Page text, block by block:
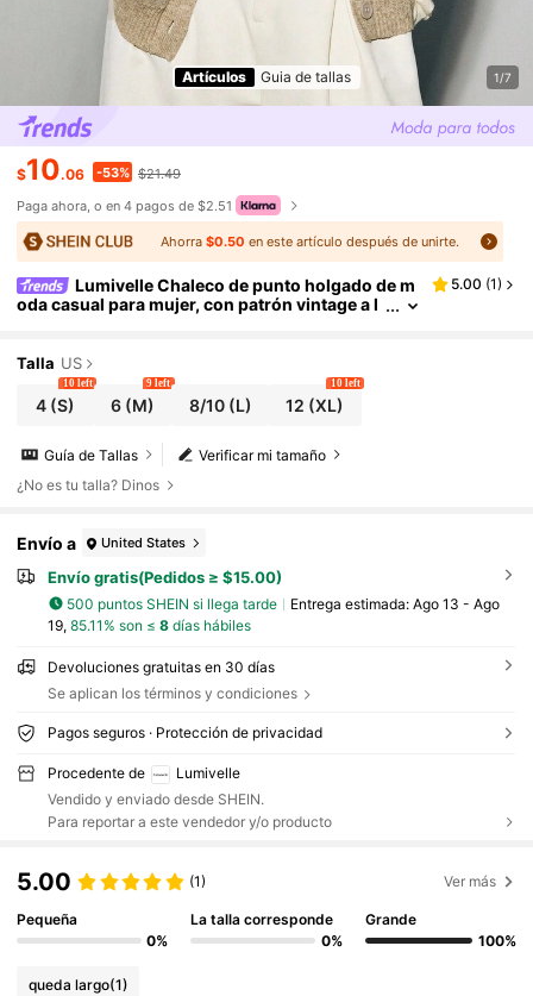
Artículos Guia de tallas 1/7
$10.06 -53% $21.49
Paga ahora, o en 4 pagos de $2.51
Ahorra$0.50 en este artículo después de unirte.
Lumivelle Chaleco de punto holgado de m
oda casual para mujer, con patrón vintage a l
5.00 (1)
Talla US
4 (S)
10 left
6 (M)
9 left
8/10(L) 12 (XL)
10 left
Verificar mi tamaño
Guía de Tallas
¿No es tu talla? Dinos
Envío a United States
Envío gratis(Pedidos ≥ $15.00)
500 puntos SHEIN si llega tarde Entrega estimada: Ago 13 - Ago
19, 85.11% son ≤ 8días hábiles
Devoluciones gratuitas en 30 días
Se aplican los términos y condiciones
Pagos seguros · Protección de privacidad
Procedente de
Lumivelle
Vendido y enviado desde SHEIN.
Para reportar a este vendedor y/o producto
5.00 (1) Ver más
Pequeña
0%
La talla corresponde
0%
Grande
100%
queda largo(1)